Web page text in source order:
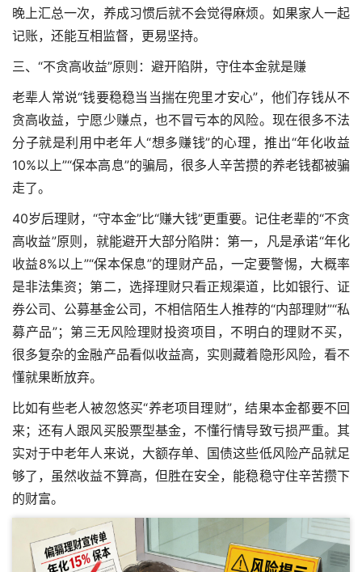
晚上汇总一次，养成习惯后就不会觉得麻烦。如果家人一起
记账，还能互相监督，更易坚持。
三、“不贪高收益”原则：避开陷阱，守住本金就是赚
老辈人常说“钱要稳稳当当揣在兜里才安心”，他们存钱从不
贪高收益，宁愿少赚点，也不冒亏本的风险。现在很多不法
分子就是利用中老年人“想多赚钱”的心理，推出“年化收益
10%以上”“保本高息”的骗局，很多人辛苦攒的养老钱都被骗
走了。
40岁后理财，“守本金”比“赚大钱”更重要。记住老辈的“不贪
高收益”原则，就能避开大部分陷阱：第一，凡是承诺“年化
收益8%以上”“保本保息”的理财产品，一定要警惕，大概率
是非法集资；第二，选择理财只看正规渠道，比如银行、证
券公司、公募基金公司，不相信陌生人推荐的“内部理财”“私
募产品”；第三无风险理财投资项目 ，不明白的理财不买，
很多复杂的金融产品看似收益高，实则藏着隐形风险，看不
懂就果断放弃。
比如有些老人被忽悠买“养老项目理财”，结果本金都要不回
来；还有人跟风买股票型基金，不懂行情导致亏损严重。其
实对于中老年人来说，大额存单、国债这些低风险产品就足
够了，虽然收益不算高，但胜在安全，能稳稳守住辛苦攒下
的财富。